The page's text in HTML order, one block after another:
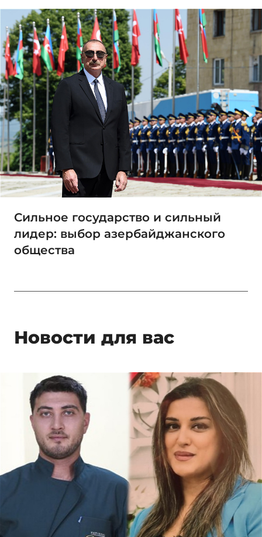
Сильное государство и сильный
лидер: выбор азербайджанского
общества
Новости для вас